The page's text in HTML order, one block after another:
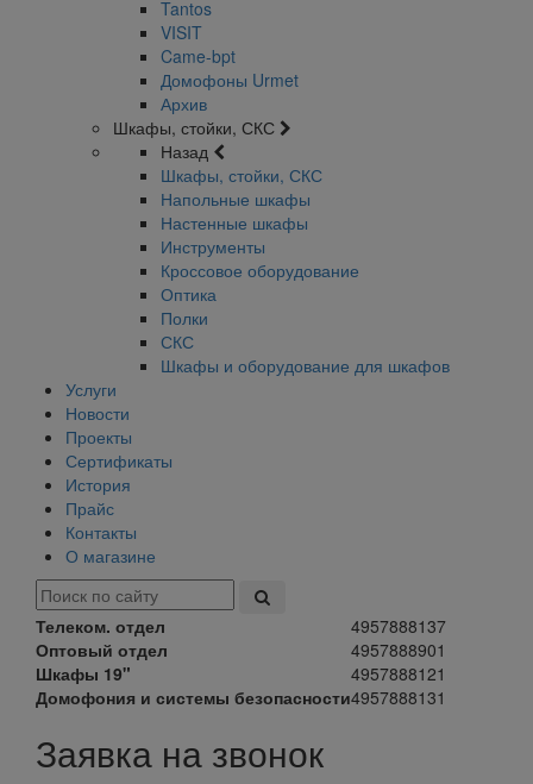
Tantos
VISIT
Came-bpt
Домофоны Urmet
Архив
Шкафы, стойки, СКС
Назад
Шкафы, стойки, СКС
Напольные шкафы
Настенные шкафы
Инструменты
Кроссовое оборудование
Оптика
Полки
СКС
Шкафы и оборудование для шкафов
Услуги
Новости
Проекты
Сертификаты
История
Прайс
Контакты
О магазине
Телеком. отдел
4957888137
Оптовый отдел
4957888901
Шкафы 19"
4957888121
Домофония и системы безопасности4957888131
Заявка на звонок